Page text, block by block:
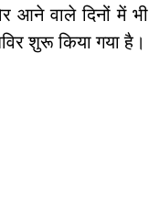
आने वाले दिनों में भी
शुरू किया गया है।